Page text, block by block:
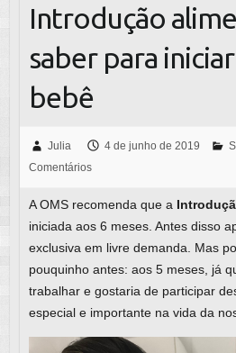
Introdução
saber para
bebê
Julia 4 de junho de 2019
Comentários
A OMS recomenda que a
iniciada aos 6 meses. Antes disso
exclusiva em livre demanda. Mas
pouquinho antes: aos 5 meses, já
trabalhar e gostaria de participar
especial e importante na vida da